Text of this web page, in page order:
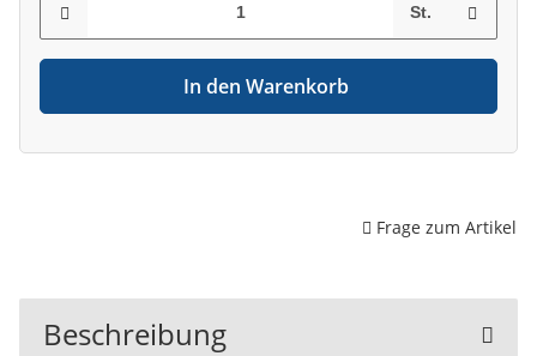
St.
In den Warenkorb
Frage zum Artikel
Beschreibung